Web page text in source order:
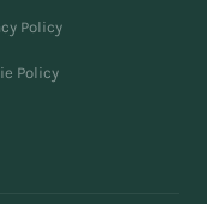
Policy
Policy